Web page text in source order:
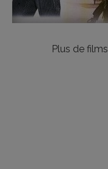
Plus de films